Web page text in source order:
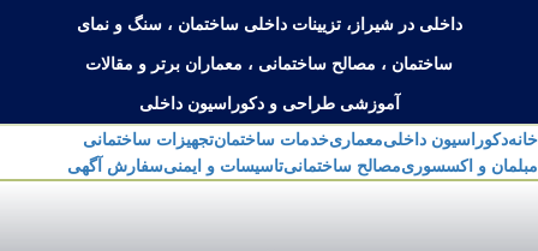
داخلی در شیراز، تزیینات داخلی ساختمان ، سنگ و نمای
ساختمان ، مصالح ساختمانی ، معماران برتر و مقالات
آموزشی طراحی و دکوراسیون داخلی
خانهدکوراسیون داخلیمعماریخدمات ساختمانتجهیزات ساختمانی
مبلمان و اکسسوریمصالح ساختمانیتاسیسات و ایمنیسفارش آگهی